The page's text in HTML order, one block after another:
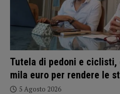
Tutela di pedoni e ciclisti,
mila euro per rendere le
5 Agosto 2026